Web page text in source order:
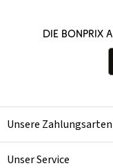
Die bonprix
Unsere Zahlungsarten
Unser Service